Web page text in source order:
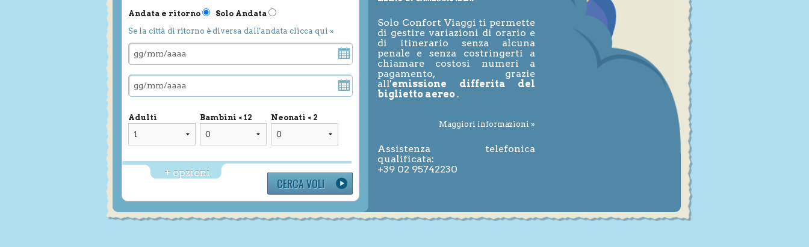
Andata e ritorno
Solo Andata
Se la città di ritorno è diversa dall'andata clicca qui »
Adulti Bambini < 12 Neonati < 2
+ opzioni
Solo Confort Viaggi ti permette
di gestire variazioni di orario e
di itinerario senza alcuna
penale e senza costringerti a
chiamare costosi numeri a
pagamento, grazie
all'emissione differita del
biglietto aereo .
Maggiori informazioni »
Assistenza telefonica
qualificata:
+39 02 95742230